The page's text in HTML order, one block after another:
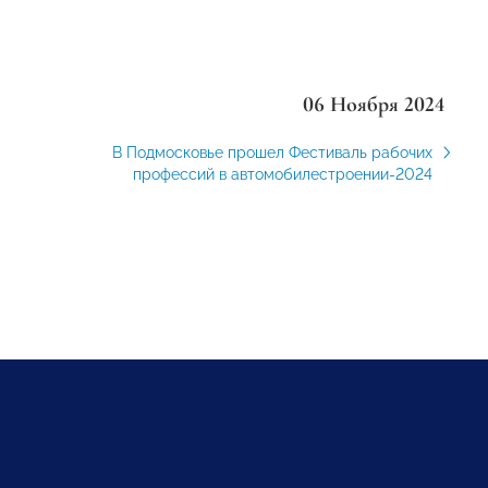
06 Ноября 2024
В Подмосковье прошел Фестиваль рабочих
профессий в автомобилестроении-2024